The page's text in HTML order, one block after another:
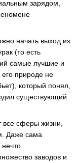
зарядом,
начать выход из
(то есть
самые лучшие и
природе не
который понял,
существующий
все сферы жизни,
Даже сама
заводов и